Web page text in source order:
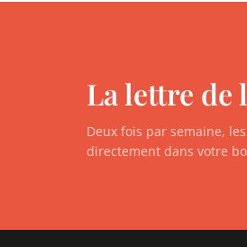
La lettre de
Deux fois par semaine,
directement dans votre